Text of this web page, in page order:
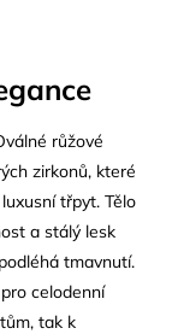
růžové
zirkonů, které
třpyt. Tělo
a stálý lesk
tmavnutí.
celodenní
tak k